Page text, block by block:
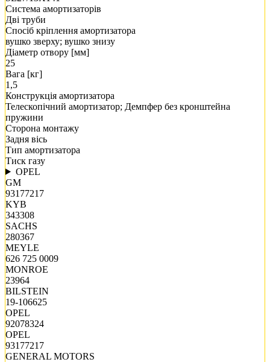
Система амортизаторів
Дві труби
Спосіб кріплення амортизатора
вушко зверху; вушко знизу
Діаметр отвору [мм]
25
Вага [кг]
1,5
Конструкція амортизатора
Телескопічний амортизатор; Демпфер без кронштейна
пружини
Сторона монтажу
Задня вісь
Тип амортизатора
Тиск газу
OPEL
GM
93177217
KYB
343308
SACHS
280367
MEYLE
626 725 0009
MONROE
23964
BILSTEIN
19-106625
OPEL
92078324
OPEL
93177217
GENERAL MOTORS